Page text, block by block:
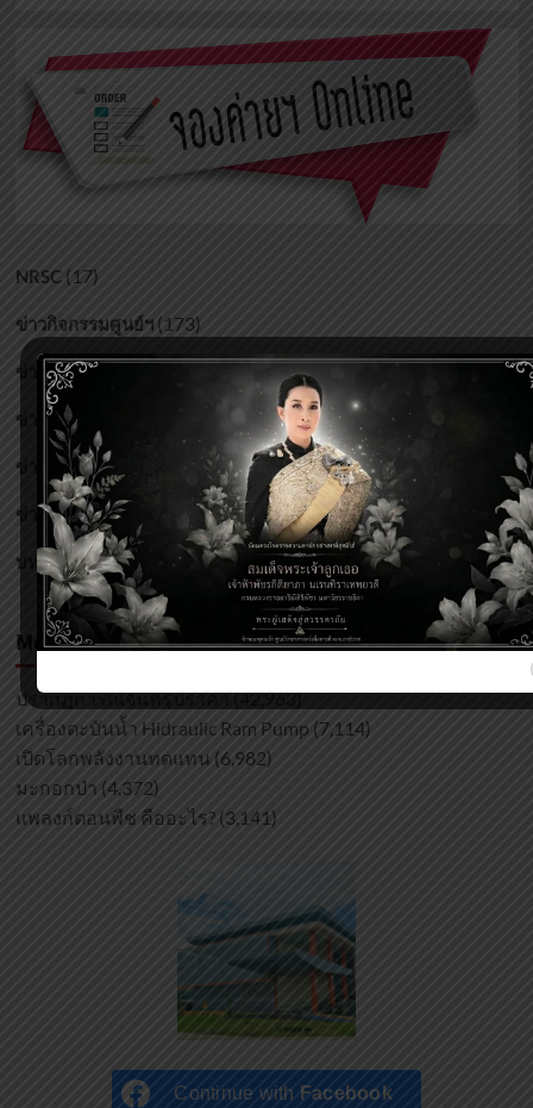
NRSC (17)
ข่าวกิจกรรมศูนย์ฯ(173)
ข่าวงานบริหารและบุคลากร (216)
ข่าวจัดซื้อ/จัดจ้าง
ข่าวประชาสัมพันธ์ (40)
ข่าวแจ้งเวียน(2)
บทความ(27)
Most Viewed Posts
ปรากฏการณ์จันทรุปราคา(42,963)
เครื่องตะบันน้ำ Hidraulic Ram Pump (7,114)
เปิดโลกพลังงานทดแทน (6,982)
มะกอกป่า (4,372)
แพลงก์ตอนพืช คืออะไร? (3,141)
Continue with Facebook